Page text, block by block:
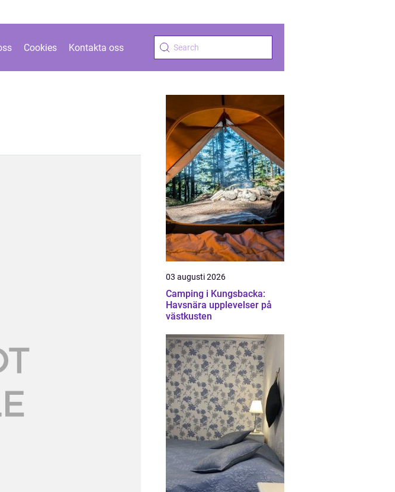
Cookies Kontakta oss
03 augusti 2026
Camping i Kungsbacka:
Havsnära upplevelser på
västkusten